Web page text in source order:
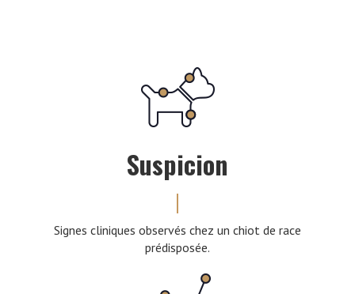
Suspicion
Signes cliniques observés chez un chiot de race
prédisposée.